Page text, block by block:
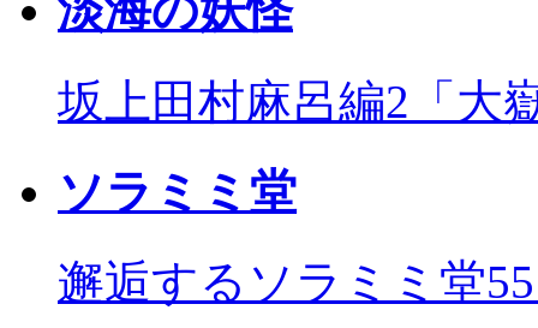
淡海の妖怪
坂上田村麻呂編2「大
ソラミミ堂
邂逅するソラミミ堂